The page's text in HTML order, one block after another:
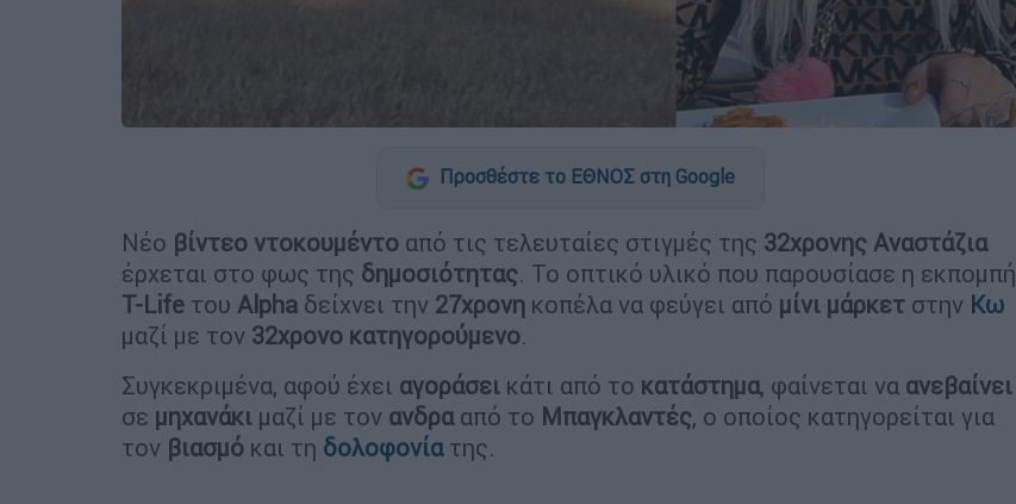
Προσθέστε το ΕΘΝΟΣ στη Google
Νέο βίντεο ντοκουμέντο από τις τελευταίες στιγμές της 32χρονης Αναστάζια
έρχεται στο φως της δημοσιότητας. Το οπτικό υλικό που παρουσίασε η εκπομπή
T-Life του Alpha δείχνει την 27χρονη κοπέλα να φεύγει από μίνι μάρκετ στην Κω
μαζί με τον 32χρονο κατηγορούμενο.
Συγκεκριμένα, αφού έχει αγοράσει κάτι από το κατάστημα, φαίνεται να ανεβαίνει
σε μηχανάκι μαζί με τον ανδρα από το Μπαγκλαντές, ο οποίος κατηγορείται για
τον βιασμό και τη δολοφονίατης.